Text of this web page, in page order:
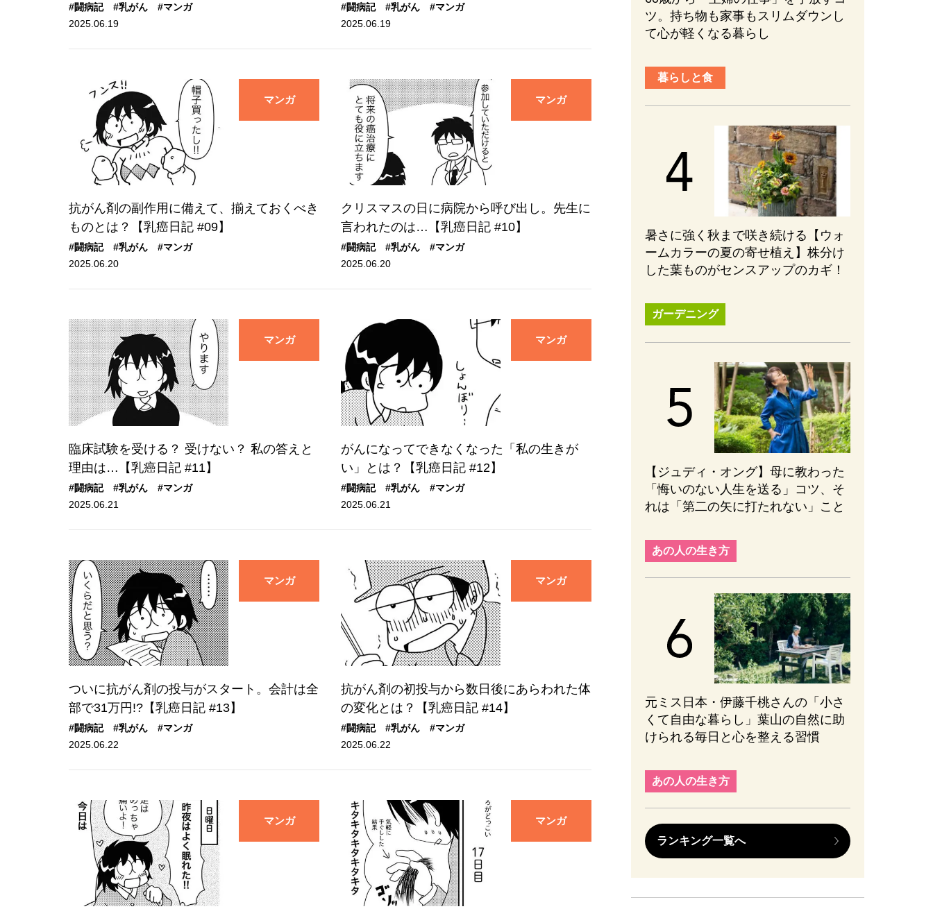
#闘病記 #乳がん
#マンガ
2025.06.19
#闘病記 #乳がん
#マンガ
2025.06.19
マンガ
抗がん剤の副作用に備えて、揃えておくべき
ものとは？【乳癌日記 #09】
#闘病記 #乳がん
#マンガ
2025.06.20
マンガ
クリスマスの日に病院から呼び出し。先生に
言われたのは…【乳癌日記 #10】
#闘病記 #乳がん
#マンガ
2025.06.20
マンガ
臨床試験を受ける？ 受けない？ 私の答えと
理由は…【乳癌日記 #11】
#闘病記 #乳がん
#マンガ
2025.06.21
マンガ
がんになってできなくなった「私の生きが
い」とは？【乳癌日記 #12】
#闘病記 #乳がん
#マンガ
2025.06.21
マンガ
ついに抗がん剤の投与がスタート。会計は全
部で31万円!?【乳癌日記 #13】
#闘病記 #乳がん
#マンガ
2025.06.22
マンガ
抗がん剤の初投与から数日後にあらわれた体
の変化とは？【乳癌日記 #14】
#闘病記 #乳がん
#マンガ
2025.06.22
マンガ マンガ
ツ。持ち物も家事もスリムダウンし
て心が軽くなる暮らし
暮らしと食
暑さに強く秋まで咲き続ける【ウォ
ームカラーの夏の寄せ植え】株分け
した葉ものがセンスアップのカギ！
ガーデニング
【ジュディ・オング】母に教わった
「悔いのない人生を送る」コツ、そ
れは「第二の矢に打たれない」こと
あの人の生き方
元ミス日本・伊藤千桃さんの「小さ
くて自由な暮らし」葉山の自然に助
けられる毎日と心を整える習慣
あの人の生き方
ランキング一覧へ